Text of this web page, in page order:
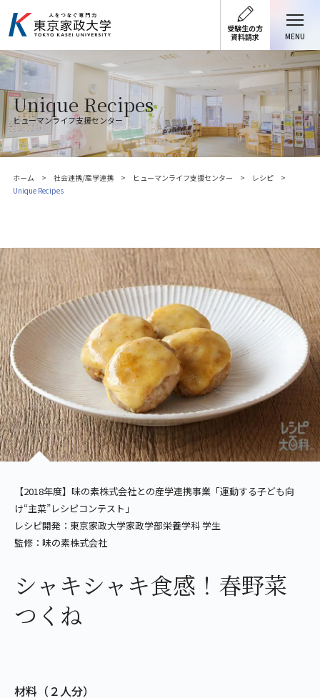
受験生の方
資料請求
MENU
Unique Recipes
ヒューマンライフ支援センター
ホーム 社会連携/産学連携 ヒューマンライフ支援センター
レシピ
Unique Recipes
【2018年度】味の素株式会社との産学連携事業「運動する子ども向
け“主菜”レシピコンテスト」
レシピ開発：東京家政大学家政学部栄養学科 学生
監修：味の素株式会社
シャキシャキ食感！春野菜
つくね
材料（２人分）